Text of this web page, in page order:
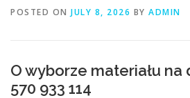
POSTED ON JULY 8, 2026 BY ADMIN
O wyborze materiału na
570 933 114